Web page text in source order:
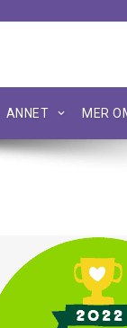
ANNET MER